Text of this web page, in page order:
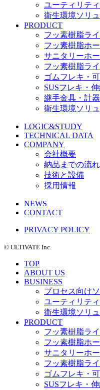
ユーティリテ
衛生環境ソリ
PRODUCT
フッ素樹脂ラ
フッ素樹脂ホ
サニタリーホ
フッ素樹脂ラ
ゴムフレキ・
SUSフレキ・
継手金具・計
衛生環境ソリュ
LOGIC&STUDY
TECHNICAL DATA
COMPANY
会社概要
納品までの流れ
技術と設備
採用情報
NEWS
CONTACT
PRIVACY POLICY
©️ ULTIVATE Inc.
TOP
ABOUT US
BUSINESS
プロセス向け
ユーティリテ
衛生環境ソリ
PRODUCT
フッ素樹脂ラ
フッ素樹脂ホ
サニタリーホ
フッ素樹脂ラ
ゴムフレキ・
SUSフレキ・